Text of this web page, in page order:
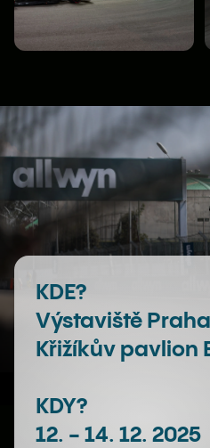
KDE?
Výstaviště
Křižíkův pavlion
KDY?
12. - 14. 12. 2025